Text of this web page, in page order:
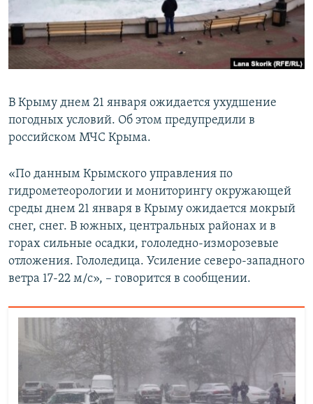
ПОБЕДИТЕЛЕЙ НЕ СУДЯТ?
КРЫМ.НЕПОКОРЕННЫЙ
ELIFBE
Все сайты RFE/RL
В Крыму днем 21 января ожидается ухудшение
погодных условий. Об этом предупредили в
российском МЧС Крыма.
«По данным Крымского управления по
гидрометеорологии и мониторингу окружающей
среды днем 21 января в Крыму ожидается мокрый
снег, снег. В южных, центральных районах и в
горах сильные осадки, гололедно-изморозевые
отложения. Гололедица. Усиление северо-западного
ветра 17-22 м/с», – говорится в сообщении.